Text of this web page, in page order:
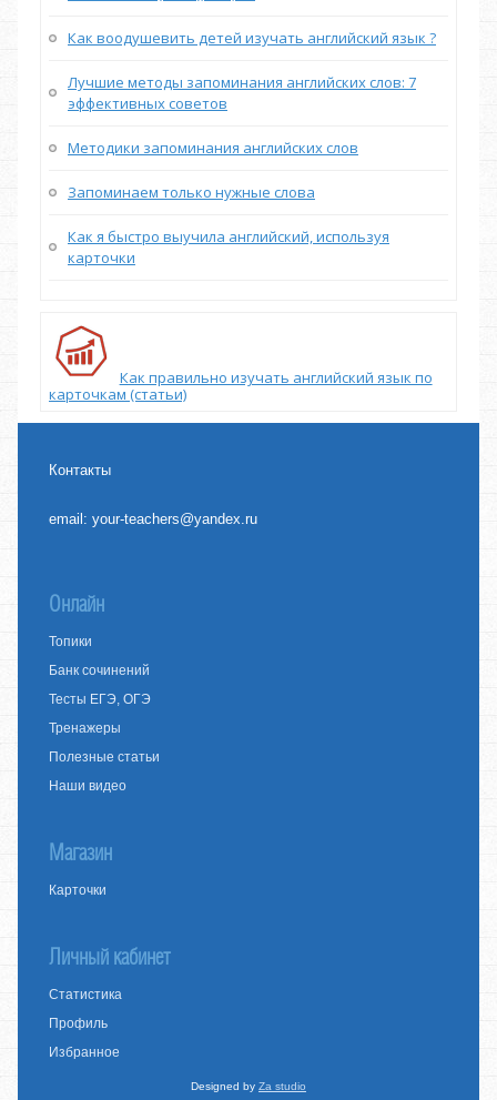
Как воодушевить детей изучать английский язык ?
Лучшие методы запоминания английских слов: 7
эффективных советов
Методики запоминания английских слов
Запоминаем только нужные слова
Как я быстро выучила английский, используя
карточки
Как правильно изучать английский язык по
карточкам (статьи)
Контакты
email:your-teachers@yandex.ru
Онлайн
Топики
Банк сочинений
Тесты ЕГЭ, ОГЭ
Тренажеры
Полезные статьи
Наши видео
Магазин
Карточки
Личный кабинет
Статистика
Профиль
Избранное
Designed by Za studio